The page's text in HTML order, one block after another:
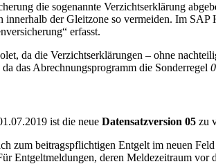
die sogenannte Verzichtserklärung
der Gleitzone so vermeiden. Im
erfasst.
da die Verzichtserklärungen – ohne
das Abrechnungsprogramm die Sonderregel
ist die neue Datensatzversion 05 zu
zum beitragspflichtigen Entgelt im neuen Feld
Entgeltmeldungen, deren Meldezeitraum